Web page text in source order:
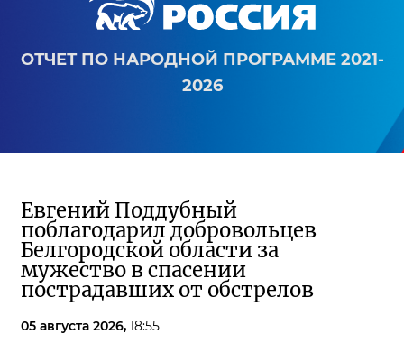
ОТЧЕТ ПО НАРОДНОЙ ПРОГРАММЕ 2021-
2026
Евгений Поддубный
поблагодарил добровольцев
Белгородской области за
мужество в спасении
пострадавших от обстрелов
05 августа 2026, 18:55